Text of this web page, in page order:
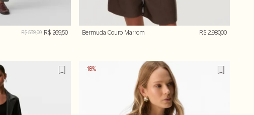
R$ 539,00 R$ 269,50 Bermuda Couro Marrom R$ 2.980,00
-18%